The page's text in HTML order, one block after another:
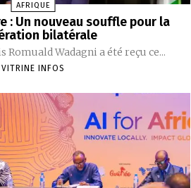
AFRIQUE
: Un nouveau souffle pour la
bilatérale
Romuald Wadagni a été reçu ce...
VITRINE INFOS